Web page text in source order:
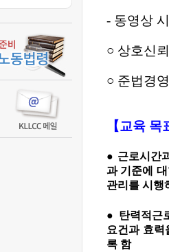
- 동영상
○ 상호신
○ 준법경영
【 교육 목
● 근로시간
과 기준에
관리를 시행
● 탄력적근
요건과 효력
록 함